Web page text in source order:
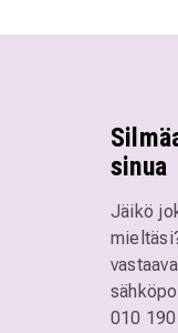
sinua
Jäikö
010